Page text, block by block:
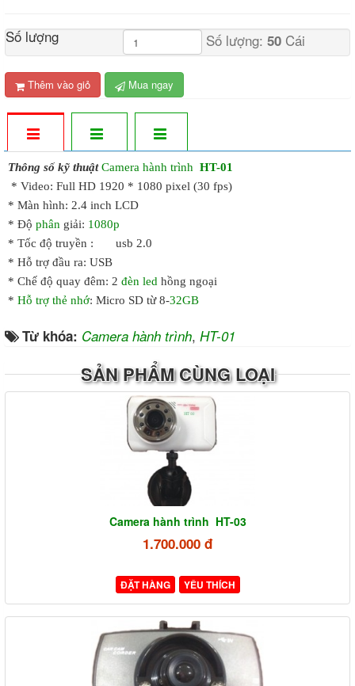
Số lượng Số lượng: 50Cái
Thêm vào giỏ Mua ngay
Thông số kỹ thuật Camera hành trình HT-01
* Video: Full HD 1920 * 1080 pixel (30 fps)
* Màn hình: 2.4 inch LCD
* Độ phân giải: 1080p
* Tốc độ truyền : usb 2.0
* Hỗ trợ đầu ra: USB
* Chế độ quay đêm: 2 đèn led hồng ngoại
* Hỗ trợ thẻ nhớ: Micro SD từ 8-32GB
Từ khóa: Camera hành trình, HT-01
SẢN PHẨM CÙNG LOẠI
Camera hành trình HT-03
1.700.000 đ
ĐẶT HÀNG YÊU THÍCH